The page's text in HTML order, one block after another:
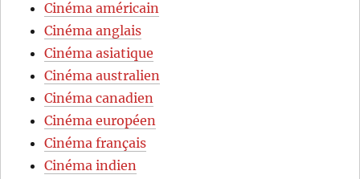
Cinéma américain
Cinéma anglais
Cinéma asiatique
Cinéma australien
Cinéma canadien
Cinéma européen
Cinéma français
Cinéma indien